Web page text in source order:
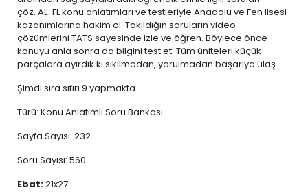
çöz. AL-FL konu anlatımları ve testleriyle Anadolu ve Fen lisesi
kazanımlarına hakim ol. Takıldığın soruların video
çözümlerini TATS sayesinde izle ve öğren. Böylece önce
konuyu anla sonra da bilgini test et. Tüm üniteleri küçük
parçalara ayırdık ki sıkılmadan, yorulmadan başarıya ulaş.
Şimdi sıra sıfırı 9 yapmakta...
Türü: Konu Anlatımlı Soru Bankası
Sayfa Sayısı: 232
Soru Sayısı: 560
Ebat:21x27